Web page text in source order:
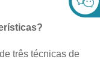
três técnicas de